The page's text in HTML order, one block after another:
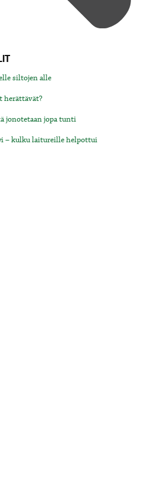
siltojen alle
herättävät?
jonotetaan jopa tunti
– kulku laitureille helpottui